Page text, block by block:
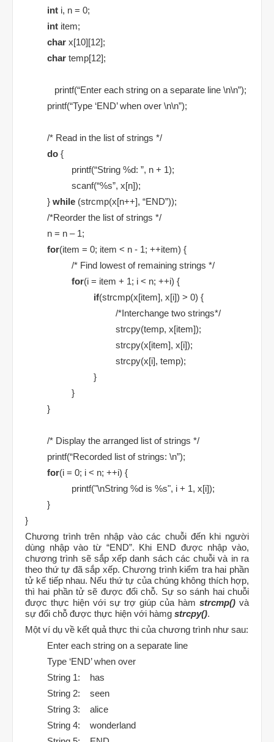
int i, n = 0;
int item;
char x[10][12];
char temp[12];
printf(“Enter each string on a separate line \n\n”);
printf(“Type ‘END’ when over \n\n”);
/* Read in the list of strings */
do {
printf(“String %d: ”, n + 1);
scanf(“%s”, x[n]);
} while (strcmp(x[n++], “END”));
/*Reorder the list of strings */
n = n – 1;
for(item = 0; item < n - 1; ++item) {
/* Find lowest of remaining strings */
for(i = item + 1; i < n; ++i) {
if(strcmp(x[item], x[i]) > 0) {
/*Interchange two strings*/
strcpy(temp, x[item]);
strcpy(x[item], x[i]);
strcpy(x[i], temp);
}
}
}
/* Display the arranged list of strings */
printf(“Recorded list of strings: \n”);
for(i = 0; i < n; ++i) {
printf("\nString %d is %s", i + 1, x[i]);
}
}
Chương trình trên nhập vào các chuỗi đến khi người
dùng nhập vào từ “END”. Khi END được nhập vào,
chương trình sẽ sắp xếp danh sách các chuỗi và in ra
theo thứ tự đã sắp xếp. Chương trình kiểm tra hai phần
tử kế tiếp nhau. Nếu thứ tự của chúng không thích hợp,
thì hai phần tử sẽ được đổi chỗ. Sự so sánh hai chuỗi
được thực hiện với sự trợ giúp của hàm strcmp() và
sự đổi chỗ được thực hiện với hàmg strcpy().
Một ví dụ về kết quả thực thi của chương trình như sau:
Enter each string on a separate line
Type ‘END’ when over
String 1: has
String 2: seen
String 3: alice
String 4: wonderland